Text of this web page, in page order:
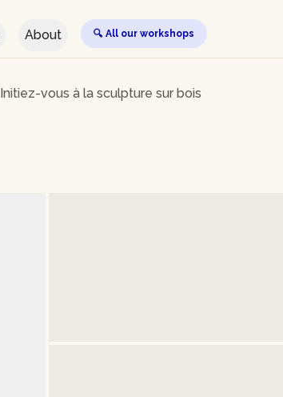
About 🔍 All our workshops
Initiez-vous à la sculpture sur bois